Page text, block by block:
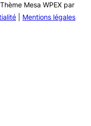
Mesa WPEX par
Mentions légales